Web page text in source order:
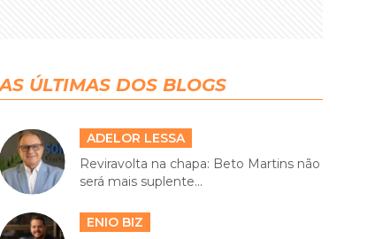
AS ÚLTIMAS DOS BLOGS
ADELOR LESSA
Reviravolta na chapa: Beto Martins não
será mais suplente...
ENIO BIZ